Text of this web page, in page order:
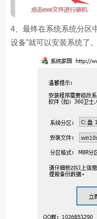
4、最终在系统系统分区
设备”就可以安装系统了。